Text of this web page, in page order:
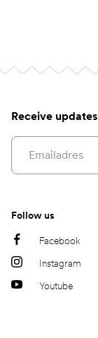
Receive updates
Email address
Follow us
Facebook
Instagram
Youtube